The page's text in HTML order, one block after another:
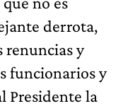
derrota,
renuncias y
funcionarios y
Presidente la